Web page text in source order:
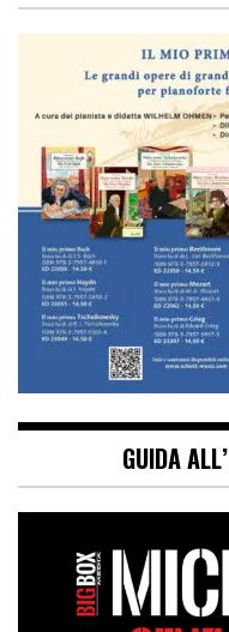
GUIDA